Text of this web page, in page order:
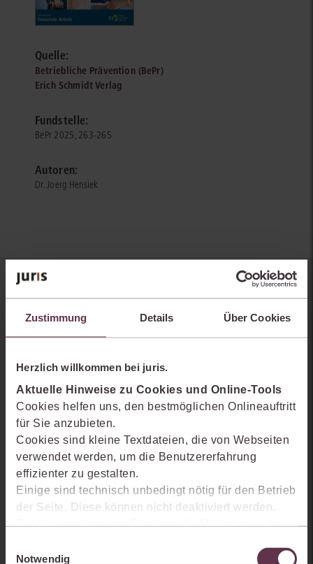
Zustimmung Details Über Cookies
Herzlich willkommen bei juris.
Aktuelle Hinweise zu Cookies und Online-Tools
Cookies helfen uns, den bestmöglichen Onlineauftritt
für Sie anzubieten.
Cookies sind kleine Textdateien, die von Webseiten
verwendet werden, um die Benutzererfahrung
effizienter zu gestalten.
Einige sind technisch unbedingt nötig für den Betrieb
der Seite. Diese können nicht deaktiviert werden.
Der Verwendung von Cookies, die Marketing- oder
Produkte zu optimieren, können Sie zustimmen,
Notwendig
Quelle:
Betriebliche Prävention (BePr)
Erich Schmidt Verlag
Fundstelle:
BePr 2025, 263-265
Autoren:
Dr. Joerg Hensiek
Sie kennen juris noch nicht?
Erhalten Sie einen Einblick, wie juris das Rechts- und
Praxiswissensmanagement der Zukunft gestaltet, welche
Arbeitsprozesse einfacher und effizienter werden.